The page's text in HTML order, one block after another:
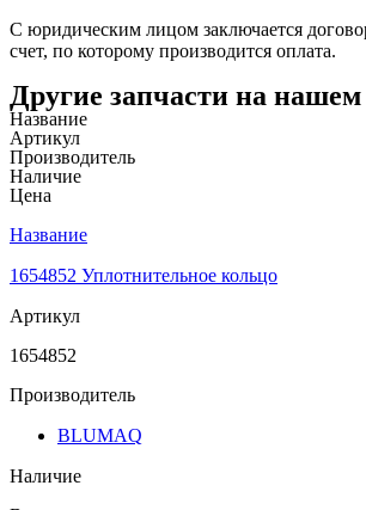
С юридическим лицом заключается
счет, по которому производится оплата.
Другие запчасти на нашем
Название
Артикул
Производитель
Наличие
Цена
Название
1654852 Уплотнительное кольцо
Артикул
1654852
Производитель
BLUMAQ
Наличие